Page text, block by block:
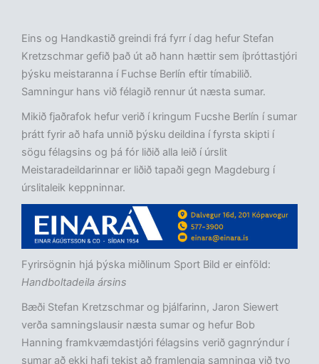
Eins og Handkastið greindi frá fyrr í dag hefur Stefan
Kretzschmar gefið það út að hann hættir sem íþróttastjóri
þýsku meistaranna í Fuchse Berlín eftir tímabilið.
Samningur hans við félagið rennur út næsta sumar.
Mikið fjaðrafok hefur verið í kringum Fucshe Berlín í sumar
þrátt fyrir að hafa unnið þýsku deildina í fyrsta skipti í
sögu félagsins og þá fór liðið alla leið í úrslit
Meistaradeildarinnar er liðið tapaði gegn Magdeburg í
úrslitaleik keppninnar.
Fyrirsögnin hjá þýska miðlinum Sport Bild er einföld:
Handboltadeila ársins
Bæði Stefan Kretzschmar og þjálfarinn, Jaron Siewert
verða samningslausir næsta sumar og hefur Bob
Hanning framkvæmdastjóri félagsins verið gagnrýndur í
sumar að ekki hafi tekist að framlengja samninga við tvo